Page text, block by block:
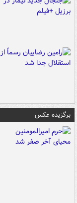
برگزیده عکس